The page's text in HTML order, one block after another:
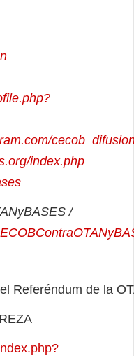
index.php
/
Referéndum de la